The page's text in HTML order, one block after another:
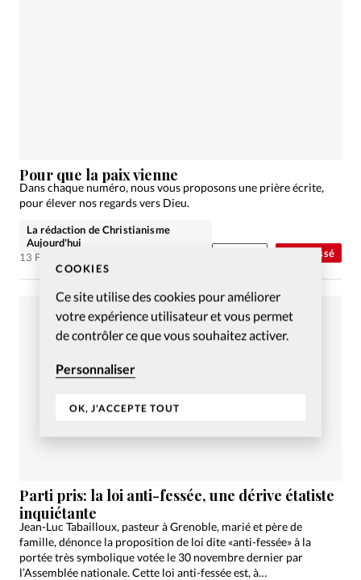
COOKIES
Ce site utilise des cookies pour améliorer
votre expérience utilisateur et vous permet
de contrôler ce que vous souhaitez activer.
Personnaliser
OK, J'ACCEPTE TOUT
Non classé
Pour que la paix vienne
Dans chaque numéro, nous vous proposons une prière écrite,
pour élever nos regards vers Dieu.
La rédaction de Christianisme
Aujourd'hui
13 Fév 2019
Parti pris: la loi anti-fessée, une dérive étatiste
inquiétante
Jean-Luc Tabailloux, pasteur à Grenoble, marié et père de
famille, dénonce la proposition de loi dite «anti-fessée» à la
portée très symbolique votée le 30 novembre dernier par
l’Assemblée nationale. Cette loi anti-fessée est, à…